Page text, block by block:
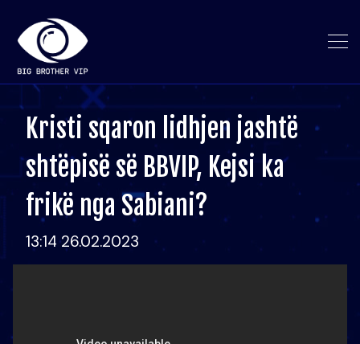
Kristi sqaron lidhjen jashtë
shtëpisë së BBVIP, Kejsi ka
frikë nga Sabiani?
13:14 26.02.2023